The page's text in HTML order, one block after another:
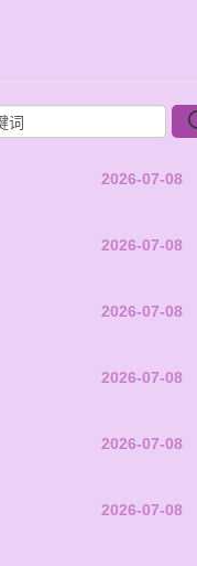
2026-07-08
2026-07-08
2026-07-08
2026-07-08
2026-07-08
2026-07-08